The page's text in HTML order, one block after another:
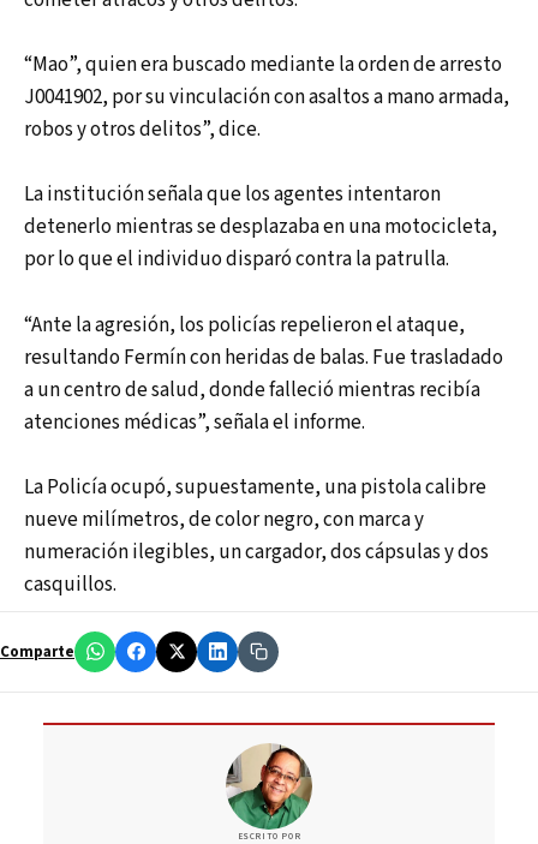
“Mao”, quien era buscado mediante la orden de arresto
J0041902, por su vinculación con asaltos a mano armada,
robos y otros delitos”, dice.
La institución señala que los agentes intentaron
detenerlo mientras se desplazaba en una motocicleta,
por lo que el individuo disparó contra la patrulla.
“Ante la agresión, los policías repelieron el ataque,
resultando Fermín con heridas de balas. Fue trasladado
a un centro de salud, donde falleció mientras recibía
atenciones médicas”, señala el informe.
La Policía ocupó, supuestamente, una pistola calibre
nueve milímetros, de color negro, con marca y
numeración ilegibles, un cargador, dos cápsulas y dos
casquillos.
Comparte
ESCRITO POR